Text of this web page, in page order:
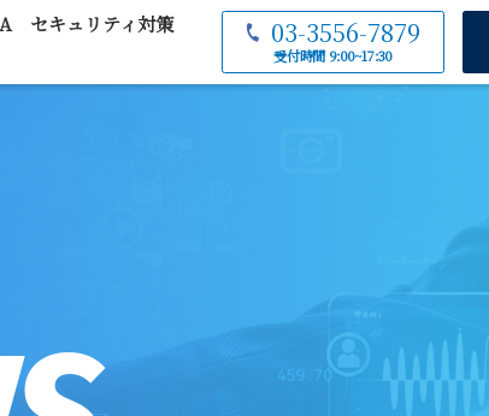
セキュリティ対策
03-3556-7879
受付時間 9:00~17:30